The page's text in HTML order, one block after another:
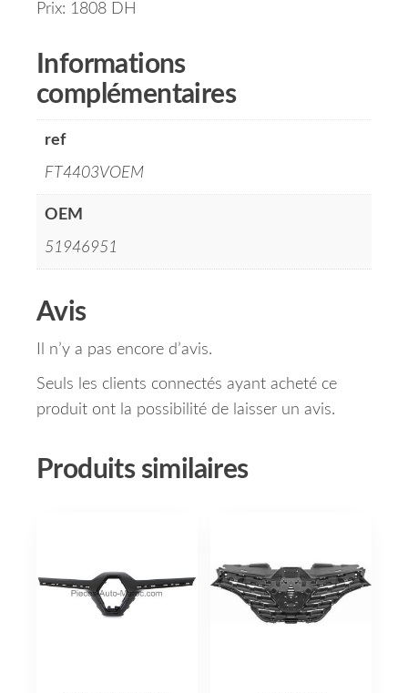
Prix: 1808 DH
Informations
complémentaires
ref
FT4403VOEM
OEM
51946951
Avis
Il n’y a pas encore d’avis.
Seuls les clients connectés ayant acheté ce
produit ont la possibilité de laisser un avis.
Produits similaires